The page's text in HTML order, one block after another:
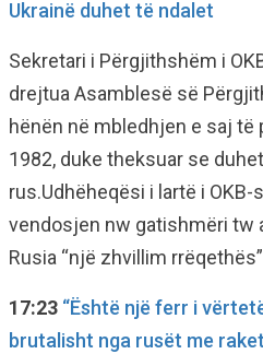
Ukrainë duhet të ndalet
Sekretari i Përgjithshëm i
drejtua Asamblesë së
hënën në mbledhjen e saj të
1982, duke theksuar se
rus.Udhëheqësi i lartë i
vendosjen nw gatishmëri tw
Rusia “një zhvillim
17:23 “Është një ferr i
brutalisht nga rusët me